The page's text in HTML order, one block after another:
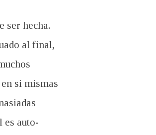
ser hecha.
al final,
si mismas
es auto-